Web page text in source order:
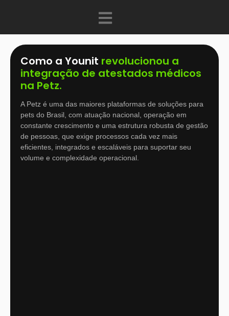
Como a Younit revolucionou a
integração de atestados médicos
na Petz.
A Petz é uma das maiores plataformas de soluções para
pets do Brasil, com atuação nacional, operação em
constante crescimento e uma estrutura robusta de gestão
de pessoas, que exige processos cada vez mais
eficientes, integrados e escaláveis para suportar seu
volume e complexidade operacional.